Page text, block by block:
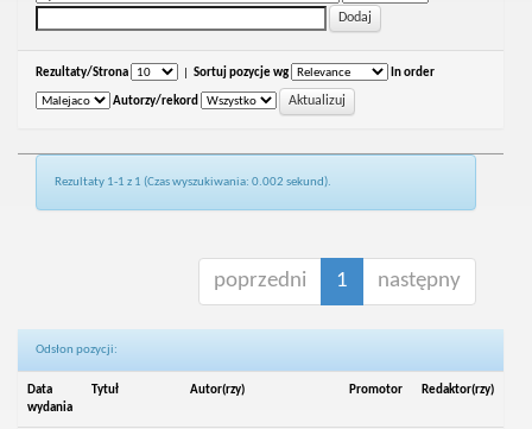
Rezultaty/Strona Sortuj pozycje wg In order
Autorzy/rekord
Rezultaty 1-1 z 1 (Czas wyszukiwania: 0.002 sekund).
poprzedni 1 następny
Odsłon pozycji:
Data
wydania
Tytuł Autor(rzy) Promotor Redaktor(rzy)